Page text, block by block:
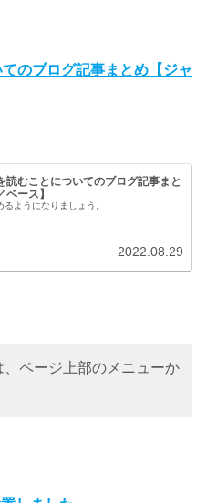
のブログ記事まとめ【ジャ
読むことについてのブログ記事まと
ベース】
るようになりましょう。
2022.08.29
、ページ上部のメニューか